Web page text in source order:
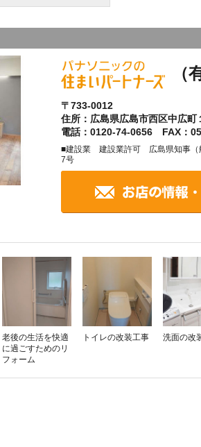
（
〒733-0012
住所：広島県広島市西区中広町
電話：0120-74-0656 FAX：
■建設業 建設業許可 広島県知事（
7号
老後の生活を快適
に過ごすためのリ
フォーム
トイレの改装工事 洗面の改